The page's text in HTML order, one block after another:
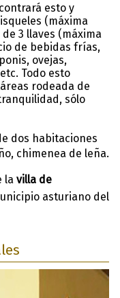
esto y
(máxima
3 llaves (máxima
de bebidas frías,
ovejas,
Todo esto
rodeada de
sólo
dos habitaciones
chimenea de leña.
la villa de
asturiano del